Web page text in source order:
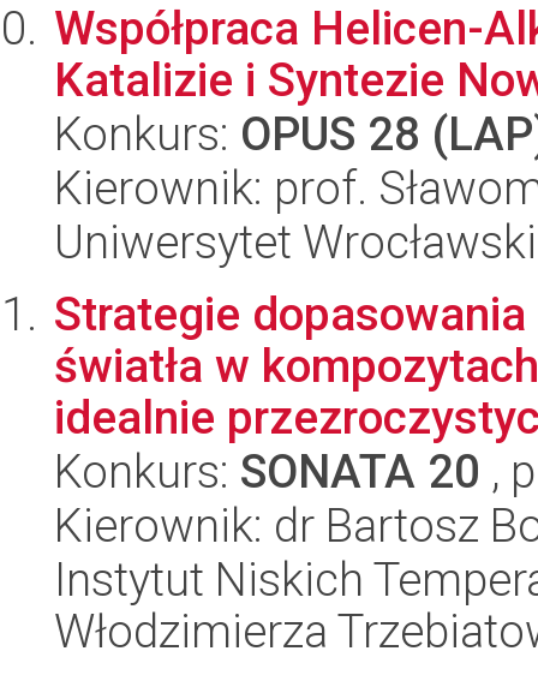
Współpraca Helicen-
Katalizie i Syntezie
Konkurs: OPUS 28
Kierownik: prof.
Uniwersytet Wrocławski
Strategie dopasowania
światła w
idealnie
Konkurs: SONATA 20 ,
Kierownik: dr Bartosz
Instytut Niskich
Włodzimierza